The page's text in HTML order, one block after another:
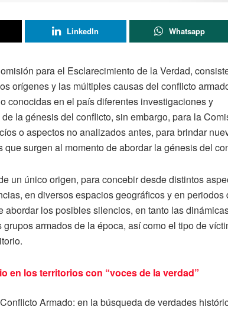
LinkedIn Whatsapp
para el Esclarecimiento de la Verdad,
orígenes y las múltiples causas del conflicto
conocidas en el país diferentes investigaciones y
la génesis del conflicto, sin embargo, para la
o aspectos no analizados antes, para brindar
surgen al momento de abordar la génesis del
un único origen, para concebir desde distintos
en diversos espacios geográficos y en periodos
los posibles silencios, en tanto las
armados de la época, así como el tipo de
en los territorios con “voces de la verdad”
Armado: en la búsqueda de verdades